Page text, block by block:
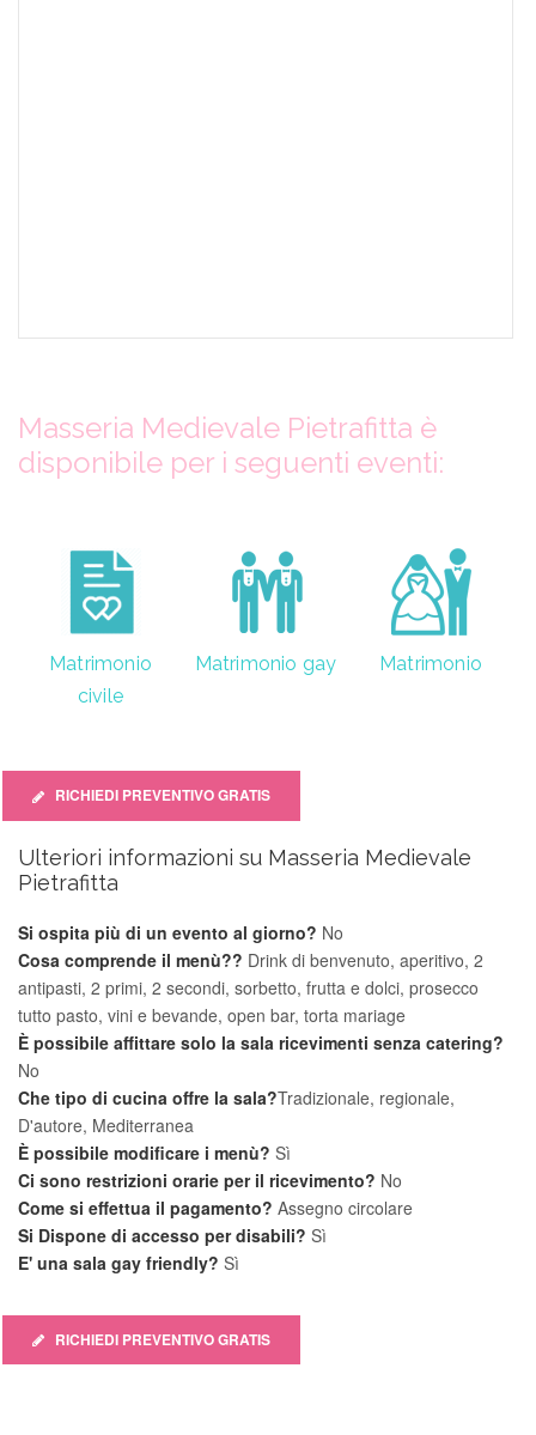
Masseria Medievale Pietrafitta è
disponibile per i seguenti eventi:
Matrimonio
civile
Matrimonio gay Matrimonio
RICHIEDI PREVENTIVO GRATIS
Ulteriori informazioni su Masseria Medievale
Pietrafitta
Si ospita più di un evento al giorno? No
Cosa comprende il menù?? Drink di benvenuto, aperitivo, 2
antipasti, 2 primi, 2 secondi, sorbetto, frutta e dolci, prosecco
tutto pasto, vini e bevande, open bar, torta mariage
È possibile affittare solo la sala ricevimenti senza catering?
No
Che tipo di cucina offre la sala?Tradizionale, regionale,
D'autore, Mediterranea
È possibile modificare i menù? Sì
Ci sono restrizioni orarie per il ricevimento? No
Come si effettua il pagamento? Assegno circolare
Si Dispone di accesso per disabili? Sì
E' una sala gay friendly? Sì
RICHIEDI PREVENTIVO GRATIS